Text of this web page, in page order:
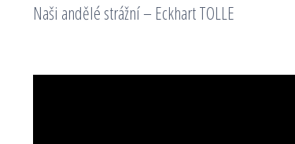
Naši andělé strážní – Eckhart TOLLE